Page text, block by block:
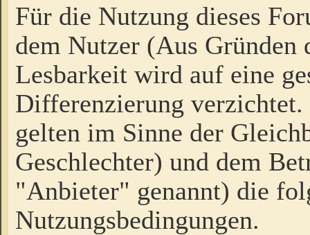
Für die Nutzung dieses
dem Nutzer (Aus Gründen
Lesbarkeit wird auf eine
Differenzierung
gelten im Sinne der
Geschlechter) und dem
"Anbieter" genannt) die
Nutzungsbedingungen.